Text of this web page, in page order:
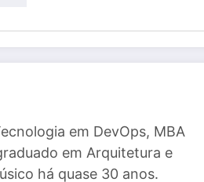
em DevOps, MBA
em Arquitetura e
há quase 30 anos.